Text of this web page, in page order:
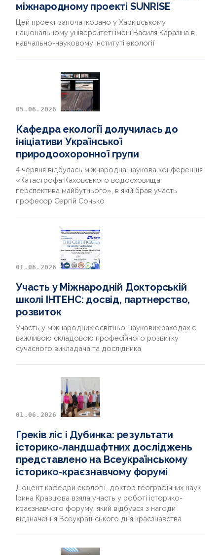
міжнародному проекті SUNRISE
Цей проект започатковано у Харківському
національному університеті імені Василя Каразіна в
навчально-науковому інституті екології
05.06.2026
Кафедра екології долучилась до
ініціативи Української
природоохоронної групи
4 червня відбулась міжнародна наукова конференція
«Катастрофа Каховського водосховища:
перспектива майбутнього», в якій брав участь
професор Сергій Сонько
01.06.2026
Участь у Міжнародній Докторській
школі ІНТЕНС: досвід, партнерство,
розвиток
Участь у міжнародних освітньо-наукових заходах є
важливою складовою професійного розвитку
сучасного викладача та дослідника
01.06.2026
Греків ліс і Дубинка: результати
історико-ландшафтних досліджень
представлено на Всеукраїнському
історико-краєзнавчому форумі
Доцент кафедри екології, доктор географічних наук
Ірина Кравцова взяла участь у роботі історико-
краєзнавчого форуму, який відбувся з нагоди
відзначення Всеукраїнського дня краєзнавства